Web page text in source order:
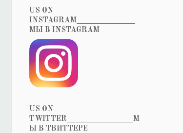
US ON
INSTAGRAM_______________
МЫ В INSTAGRAM
US ON
TWITTER_________________М
Ы В ТВИТТЕРЕ